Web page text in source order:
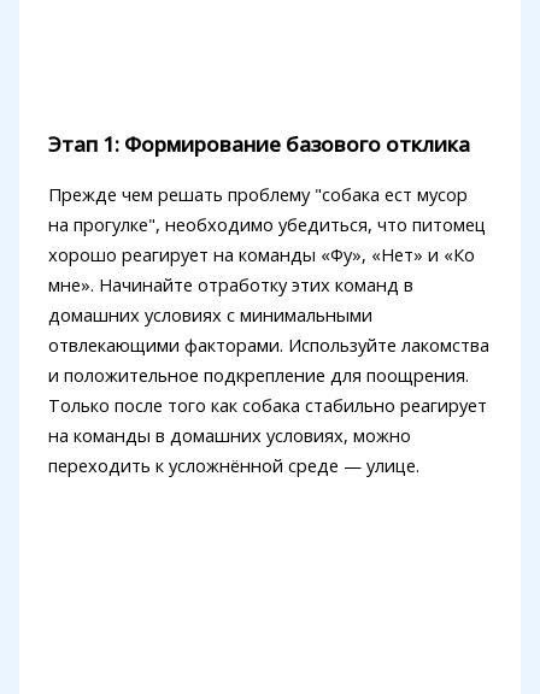
Этап 1: Формирование базового отклика
Прежде чем решать проблему "собака ест мусор
на прогулке", необходимо убедиться, что питомец
хорошо реагирует на команды «Фу», «Нет» и «Ко
мне». Начинайте отработку этих команд в
домашних условиях с минимальными
отвлекающими факторами. Используйте лакомства
и положительное подкрепление для поощрения.
Только после того как собака стабильно реагирует
на команды в домашних условиях, можно
переходить к усложнённой среде — улице.